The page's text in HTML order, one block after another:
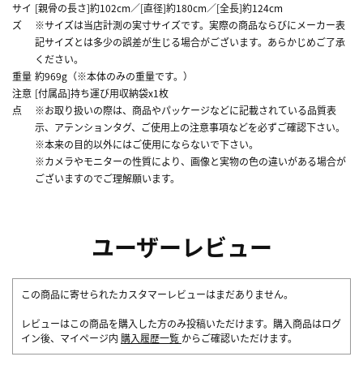
サイ
ズ
[親骨の長さ]約102cm／[直径]約180cm／[全長]約124cm
※サイズは当店計測の実寸サイズです。実際の商品ならびにメーカー表
記サイズとは多少の誤差が生じる場合がございます。あらかじめご了承
ください。
重量 約969g（※本体のみの重量です。）
注意
点
[付属品]持ち運び用収納袋x1枚
※お取り扱いの際は、商品やパッケージなどに記載されている品質表
示、アテンションタグ、ご使用上の注意事項などを必ずご確認下さい。
※本来の目的以外にはご使用にならないで下さい。
※カメラやモニターの性質により、画像と実物の色の違いがある場合が
ございますのでご理解願います。
ユーザーレビュー
この商品に寄せられたカスタマーレビューはまだありません。
レビューはこの商品を購入した方のみ投稿いただけます。購入商品はログ
イン後、マイページ内 購入履歴一覧 からご確認いただけます。